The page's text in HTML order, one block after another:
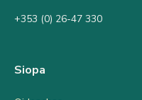
+353 (0) 26-47 330
Siopa